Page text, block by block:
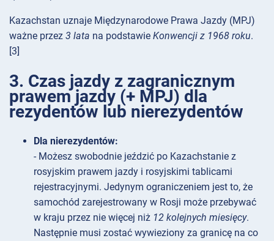
Kazachstan uznaje Międzynarodowe Prawa Jazdy (MPJ)
ważne przez 3 lata na podstawie Konwencji z 1968 roku.
[3]
3. Czas jazdy z zagranicznym
prawem jazdy (+ MPJ) dla
rezydentów lub nierezydentów
Dla nierezydentów:
- Możesz swobodnie jeździć po Kazachstanie z
rosyjskim prawem jazdy i rosyjskimi tablicami
rejestracyjnymi. Jedynym ograniczeniem jest to, że
samochód zarejestrowany w Rosji może przebywać
w kraju przez nie więcej niż 12 kolejnych miesięcy.
Następnie musi zostać wywieziony za granicę na co